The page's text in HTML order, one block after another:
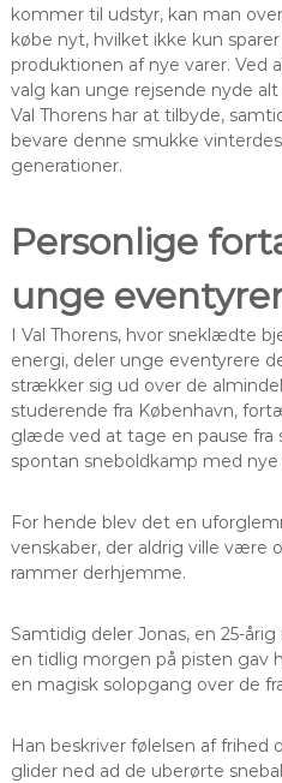
kommer til udstyr, kan man
købe nyt, hvilket ikke kun
produktionen af nye varer.
valg kan unge rejsende nyde
Val Thorens har at tilbyde,
bevare denne smukke
generationer.
Personlige
unge
I Val Thorens, hvor sneklædte
energi, deler unge eventyrere
strækker sig ud over de
studerende fra København,
glæde ved at tage en pause fra
spontan sneboldkamp med
For hende blev det en
venskaber, der aldrig ville være
rammer derhjemme.
Samtidig deler Jonas, en 25-
en tidlig morgen på pisten gav
en magisk solopgang over de
Han beskriver følelsen af frihed
glider ned ad de uberørte